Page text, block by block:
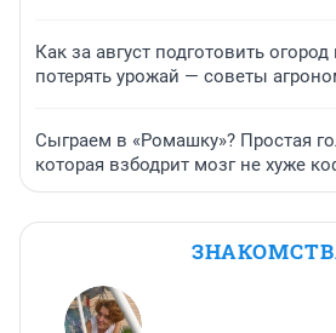
Как за август подготовить
потерять урожай — советы
Сыграем в «Ромашку»? Простая
которая взбодрит мозг не хуже